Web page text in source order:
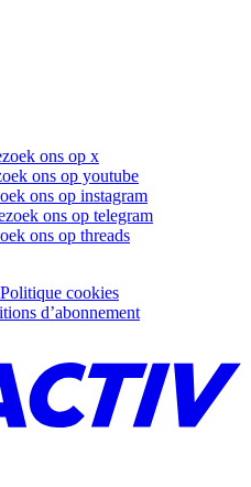
ons op x
ons op youtube
ons op instagram
ons op telegram
ons op threads
Politique cookies
d’abonnement